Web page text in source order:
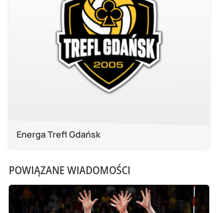
Energa Trefl Gdańsk
POWIĄZANE WIADOMOŚCI